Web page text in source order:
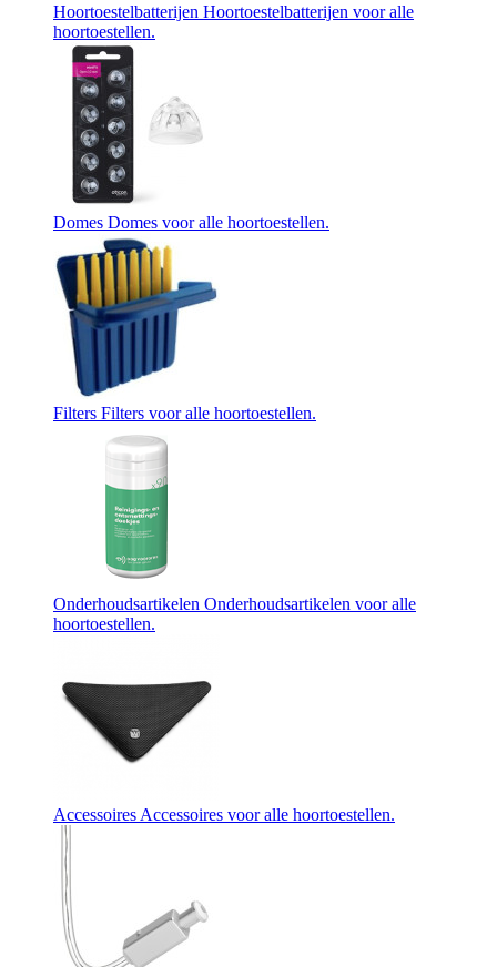
Hoortoestelbatterijen Hoortoestelbatterijen voor alle
hoortoestellen.
Domes Domes voor alle hoortoestellen.
Filters Filters voor alle hoortoestellen.
Onderhoudsartikelen Onderhoudsartikelen voor alle
hoortoestellen.
Accessoires Accessoires voor alle hoortoestellen.